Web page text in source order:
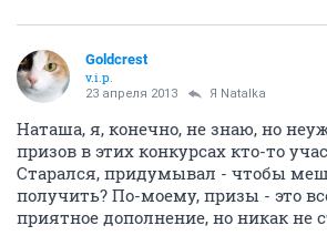
Goldcrest
v.i.p.
23 апреля 2013 Я Natalka
Наташа, я, конечно, не знаю, но
призов в этих конкурсах кто-то
Старался, придумывал - чтобы
получить? По-моему, призы - это
приятное дополнение, но никак не